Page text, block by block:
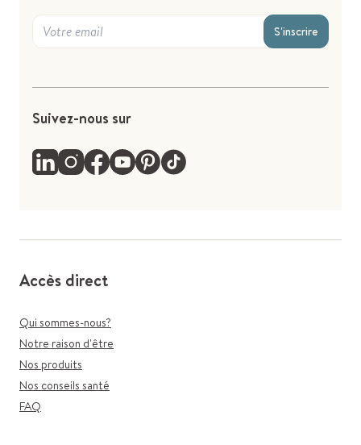
S'inscrire
Suivez-nous sur
Accès direct
Qui sommes-nous?
Notre raison d'être
Nos produits
Nos conseils santé
FAQ